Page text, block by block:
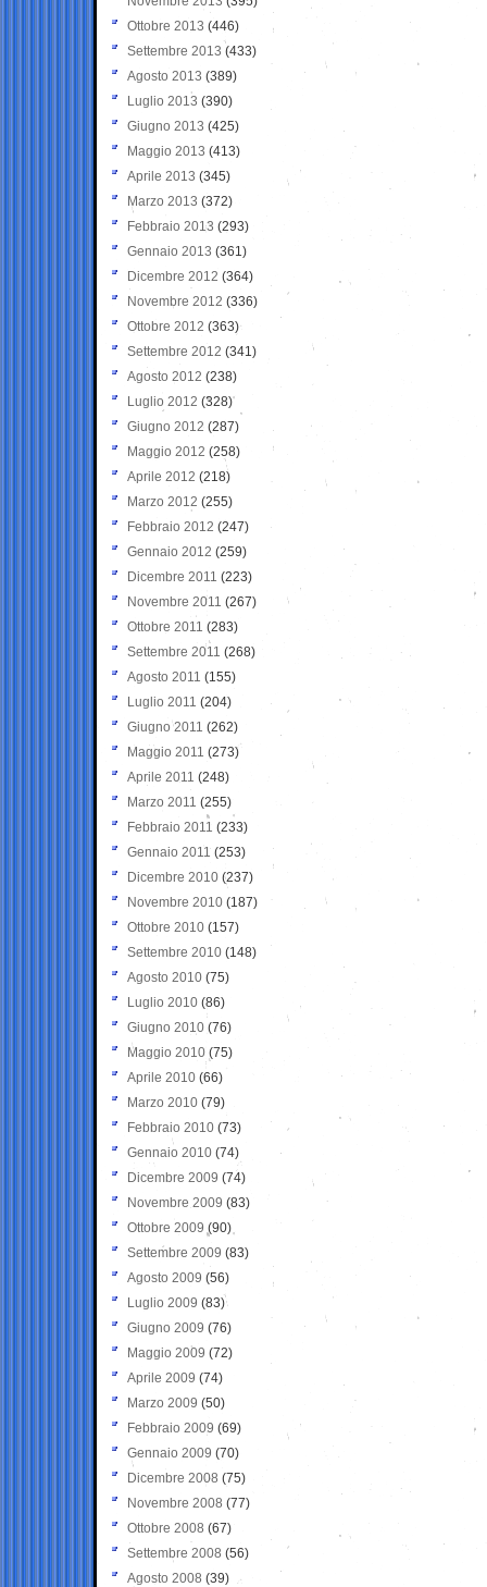
Ottobre 2013 (446)
Settembre 2013 (433)
Agosto 2013 (389)
Luglio 2013 (390)
Giugno 2013 (425)
Maggio 2013 (413)
Aprile 2013 (345)
Marzo 2013 (372)
Febbraio 2013 (293)
Gennaio 2013 (361)
Dicembre 2012 (364)
Novembre 2012 (336)
Ottobre 2012 (363)
Settembre 2012 (341)
Agosto 2012 (238)
Luglio 2012 (328)
Giugno 2012 (287)
Maggio 2012 (258)
Aprile 2012 (218)
Marzo 2012 (255)
Febbraio 2012 (247)
Gennaio 2012 (259)
Dicembre 2011 (223)
Novembre 2011 (267)
Ottobre 2011 (283)
Settembre 2011 (268)
Agosto 2011 (155)
Luglio 2011 (204)
Giugno 2011 (262)
Maggio 2011 (273)
Aprile 2011 (248)
Marzo 2011 (255)
Febbraio 2011 (233)
Gennaio 2011 (253)
Dicembre 2010 (237)
Novembre 2010 (187)
Ottobre 2010 (157)
Settembre 2010 (148)
Agosto 2010 (75)
Luglio 2010 (86)
Giugno 2010 (76)
Maggio 2010 (75)
Aprile 2010 (66)
Marzo 2010 (79)
Febbraio 2010 (73)
Gennaio 2010 (74)
Dicembre 2009 (74)
Novembre 2009 (83)
Ottobre 2009 (90)
Settembre 2009 (83)
Agosto 2009 (56)
Luglio 2009 (83)
Giugno 2009 (76)
Maggio 2009 (72)
Aprile 2009 (74)
Marzo 2009 (50)
Febbraio 2009 (69)
Gennaio 2009 (70)
Dicembre 2008 (75)
Novembre 2008 (77)
Ottobre 2008 (67)
Settembre 2008 (56)
Agosto 2008 (39)